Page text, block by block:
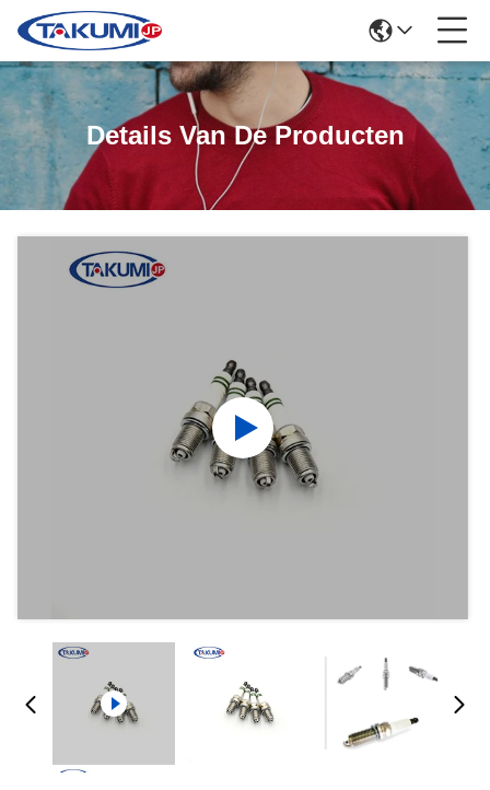
Details Van De Producten